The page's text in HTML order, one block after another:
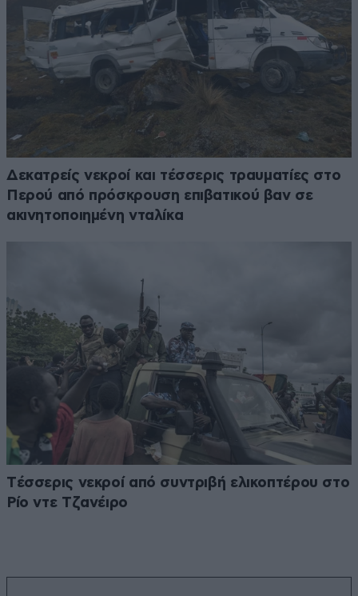
Δεκατρείς νεκροί και τέσσερις τραυματίες στο
Περού από πρόσκρουση επιβατικού βαν σε
ακινητοποιημένη νταλίκα
Tέσσερις νεκροί από συντριβή ελικοπτέρου στο
Ρίο ντε Τζανέιρο